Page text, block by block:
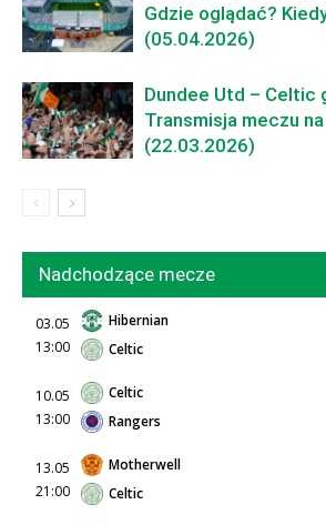
Gdzie oglądać?
(05.04.2026)
Dundee Utd – Celtic
Transmisja meczu
(22.03.2026)
Nadchodzące mecze
03.05
13:00
Hibernian
Celtic
10.05
13:00
Celtic
Rangers
13.05
21:00
Motherwell
Celtic